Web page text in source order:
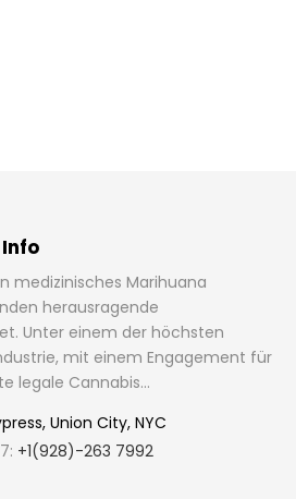
medizinisches Marihuana
herausragende
Unter einem der höchsten
mit einem Engagement für
legale Cannabis...
Union City, NYC
+1(928)-263 7992